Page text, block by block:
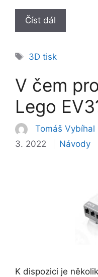
Číst dál
Štítky
3D tisk
V čem
Lego
Tomáš Vybíhal
3. 2022
Rubriky
Návody
K dispozici je